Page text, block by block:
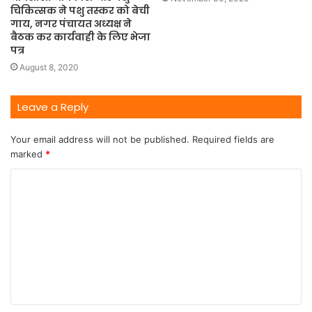
चिकित्सक ने पशु तस्कर को बेची
गाय, नगर पंचायत अध्यक्ष ने
बैठक कर कार्यवाही के लिए भेजा
पत्र
August 8, 2020
Leave a Reply
Your email address will not be published. Required fields are
marked *